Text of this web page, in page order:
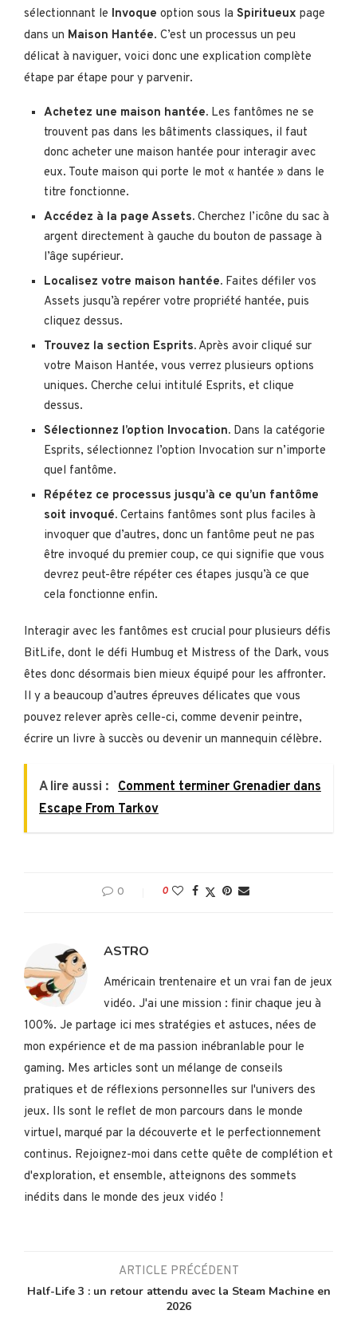
sélectionnant le Invoque option sous la Spiritueux page
dans un Maison Hantée. C’est un processus un peu
délicat à naviguer, voici donc une explication complète
étape par étape pour y parvenir.
Achetez une maison hantée. Les fantômes ne se
trouvent pas dans les bâtiments classiques, il faut
donc acheter une maison hantée pour interagir avec
eux. Toute maison qui porte le mot « hantée » dans le
titre fonctionne.
Accédez à la page Assets. Cherchez l’icône du sac à
argent directement à gauche du bouton de passage à
l’âge supérieur.
Localisez votre maison hantée. Faites défiler vos
Assets jusqu’à repérer votre propriété hantée, puis
cliquez dessus.
Trouvez la section Esprits. Après avoir cliqué sur
votre Maison Hantée, vous verrez plusieurs options
uniques. Cherche celui intitulé Esprits, et clique
dessus.
Sélectionnez l’option Invocation. Dans la catégorie
Esprits, sélectionnez l’option Invocation sur n’importe
quel fantôme.
Répétez ce processus jusqu’à ce qu’un fantôme
soit invoqué. Certains fantômes sont plus faciles à
invoquer que d’autres, donc un fantôme peut ne pas
être invoqué du premier coup, ce qui signifie que vous
devrez peut-être répéter ces étapes jusqu’à ce que
cela fonctionne enfin.
Interagir avec les fantômes est crucial pour plusieurs défis
BitLife, dont le défi Humbug et Mistress of the Dark, vous
êtes donc désormais bien mieux équipé pour les affronter.
Il y a beaucoup d’autres épreuves délicates que vous
pouvez relever après celle-ci, comme devenir peintre,
écrire un livre à succès ou devenir un mannequin célèbre.
A lire aussi : Comment terminer Grenadier dans
Escape From Tarkov
0 0
ASTRO
Américain trentenaire et un vrai fan de jeux
vidéo. J'ai une mission : finir chaque jeu à
100%. Je partage ici mes stratégies et astuces, nées de
mon expérience et de ma passion inébranlable pour le
gaming. Mes articles sont un mélange de conseils
pratiques et de réflexions personnelles sur l'univers des
jeux. Ils sont le reflet de mon parcours dans le monde
virtuel, marqué par la découverte et le perfectionnement
continus. Rejoignez-moi dans cette quête de complétion et
d'exploration, et ensemble, atteignons des sommets
inédits dans le monde des jeux vidéo !
ARTICLE PRÉCÉDENT
Half-Life 3 : un retour attendu avec la Steam Machine en
2026